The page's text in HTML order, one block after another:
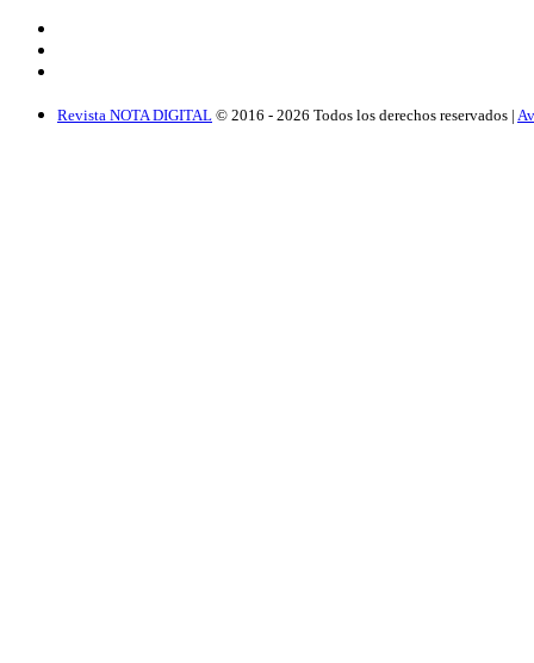
Revista NOTA DIGITAL © 2016 - 2026 Todos los derechos reservados |